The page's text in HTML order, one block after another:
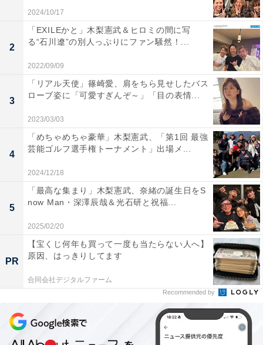
2024/10/17
2
「EXILEかと」木梨憲武＆ヒロミの間に写
る“石川遼”の別人っぷりにファン騒然！...
2022/09/09
3
「リアル天使」篠崎愛、肩をちら見せしたバス
ローブ姿に「可愛すぎんぞ～」「目の表情...
2023/03/03
4
「めちゃめちゃ豪華」木梨憲武、「第1回 最強
芸能ゴルフ選手権トーナメント」出場メ...
2024/12/18
5
「最高な集まり」木梨憲武、奈緒の誕生日をS
now Man・深澤辰哉＆光石研と祝福...
2025/02/20
PR
【宝くじ何年も買って一度も当たらない人へ】
原因、はっきりしてます
合同会社デジタルファーム
Recommended by